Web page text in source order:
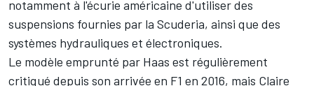
notamment à l'écurie américaine d'utiliser des
suspensions fournies par la Scuderia, ainsi que des
systèmes hydrauliques et électroniques.
Le modèle emprunté par Haas est régulièrement
critiqué depuis son arrivée en F1 en 2016, mais Claire